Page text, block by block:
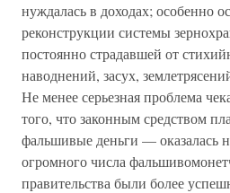
нуждалась в доходах; особенно
реконструкции системы
постоянно страдавшей от
наводнений, засух,
Не менее серьезная проблема
того, что законным средством
фальшивые деньги — оказалась
огромного числа
правительства были более